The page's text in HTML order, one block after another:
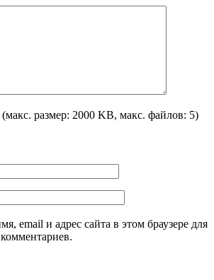
размер: 2000 KB, макс. файлов: 5)
email и адрес сайта в этом браузере для